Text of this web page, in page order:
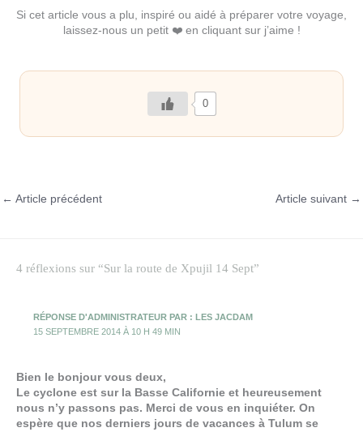
Si cet article vous a plu, inspiré ou aidé à préparer votre voyage,
laissez-nous un petit ❤️ en cliquant sur j’aime !
0
← Article précédent Article suivant →
4 réflexions sur “Sur la route de Xpujil 14 Sept”
RÉPONSE D'ADMINISTRATEUR PAR : LES JACDAM
15 SEPTEMBRE 2014 À 10 H 49 MIN
Bien le bonjour vous deux,
Le cyclone est sur la Basse Californie et heureusement
nous n’y passons pas. Merci de vous en inquiéter. On
espère que nos derniers jours de vacances à Tulum se